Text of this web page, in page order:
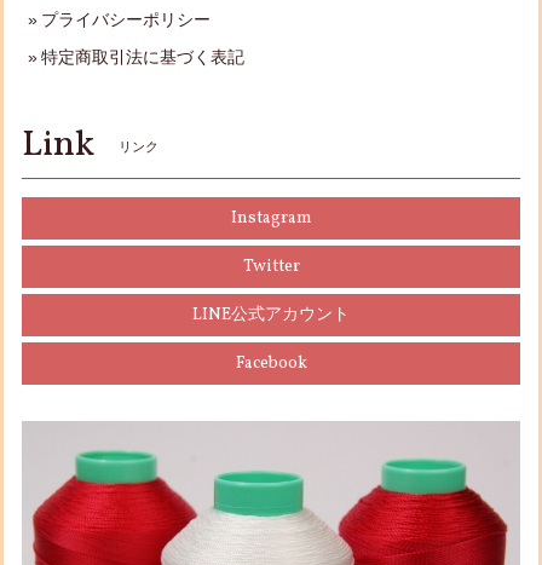
プライバシーポリシー
特定商取引法に基づく表記
Link リンク
Instagram
Twitter
LINE公式アカウント
Facebook